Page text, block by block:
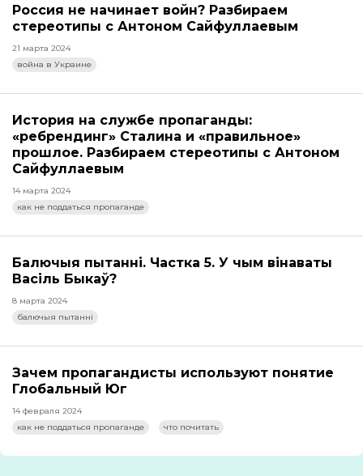
Россия не начинает войн? Разбираем
стереотипы с Антоном Сайфуллаевым
21 марта 2024
война в Украине
История на службе пропаганды:
«ребрендинг» Сталина и «правильное»
прошлое. Разбираем стереотипы с Антоном
Сайфуллаевым
14 марта 2024
как не поддаться пропаганде
Балючыя пытанні. Частка 5. У чым вінаваты
Васіль Быкаў?
8 марта 2024
балючыя пытанні
Зачем пропагандисты используют понятие
Глобальный Юг
14 февраля 2024
как не поддаться пропаганде
что почитать